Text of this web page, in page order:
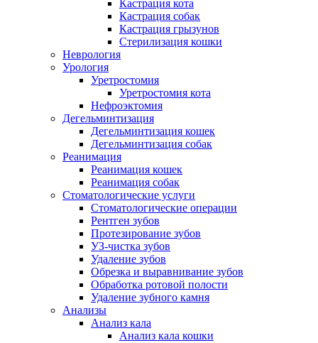
Кастрация кота
Кастрация собак
Кастрация грызунов
Стерилизация кошки
Неврология
Урология
Уретростомия
Уретростомия кота
Нефроэктомия
Дегельминтизация
Дегельминтизация кошек
Дегельминтизация собак
Реанимация
Реанимация кошек
Реанимация собак
Стоматологические услуги
Стоматологические операции
Рентген зубов
Протезирование зубов
УЗ-чистка зубов
Удаление зубов
Обрезка и выравнивание зубов
Обработка ротовой полости
Удаление зубного камня
Анализы
Анализ кала
Анализ кала кошки